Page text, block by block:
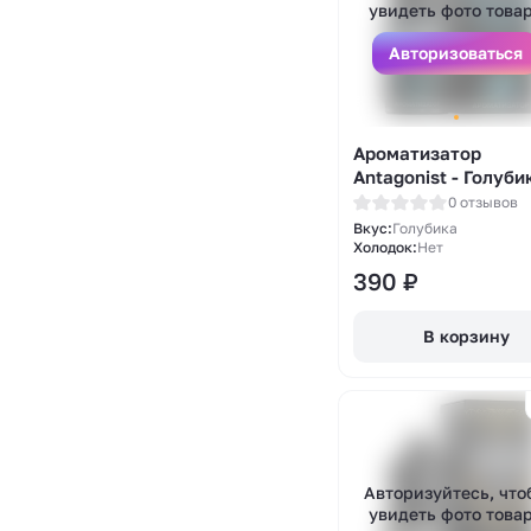
увидеть фото
Авторизоваться
Ароматизатор
Antagonist -
13мл
0 отзывов
Вкус:Голубика
Холодок:Нет
390 ₽
В корзину
Авторизуйтесь,
увидеть фото